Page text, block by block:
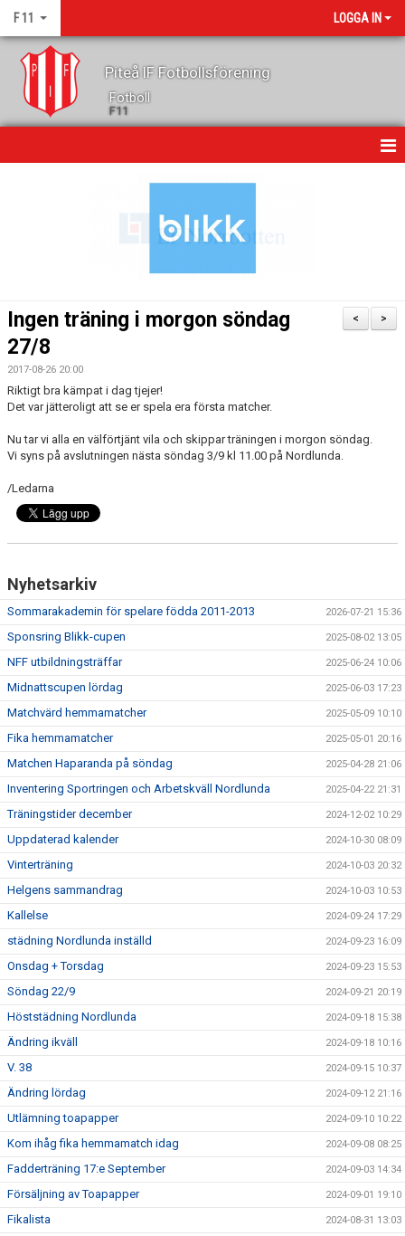
F 11 LOGGA IN
Piteå IF Fotbollsförening
Fotboll
F11
TRUPPEN
KONTAKT
MATCHER
BILDGALLERI
DOKUMENT
>
<
Ingen träning i morgon söndag
27/8
2017-08-26 20:00
Riktigt bra kämpat i dag tjejer!
Det var jätteroligt att se er spela era första matcher.
Nu tar vi alla en välförtjänt vila och skippar träningen i morgon söndag.
Vi syns på avslutningen nästa söndag 3/9 kl 11.00 på Nordlunda.
/Ledarna
Nyhetsarkiv
Sommarakademin för spelare födda 2011-2013 2026-07-21 15:36
Sponsring Blikk-cupen 2025-08-02 13:05
NFF utbildningsträffar 2025-06-24 10:06
Midnattscupen lördag 2025-06-03 17:23
Matchvärd hemmamatcher 2025-05-09 10:10
Fika hemmamatcher 2025-05-01 20:16
Matchen Haparanda på söndag 2025-04-28 21:06
Inventering Sportringen och Arbetskväll Nordlunda 2025-04-22 21:31
Träningstider december 2024-12-02 10:29
Uppdaterad kalender 2024-10-30 08:09
Vinterträning 2024-10-03 20:32
Helgens sammandrag 2024-10-03 10:53
Kallelse 2024-09-24 17:29
städning Nordlunda inställd 2024-09-23 16:09
Onsdag + Torsdag 2024-09-23 15:53
Söndag 22/9 2024-09-21 20:19
Höststädning Nordlunda 2024-09-18 15:38
Ändring ikväll 2024-09-18 10:16
V. 38 2024-09-15 10:37
Ändring lördag 2024-09-12 21:16
Utlämning toapapper 2024-09-10 10:22
Kom ihåg fika hemmamatch idag 2024-09-08 08:25
Fadderträning 17:e September 2024-09-03 14:34
Försäljning av Toapapper 2024-09-01 19:10
Fikalista 2024-08-31 13:03